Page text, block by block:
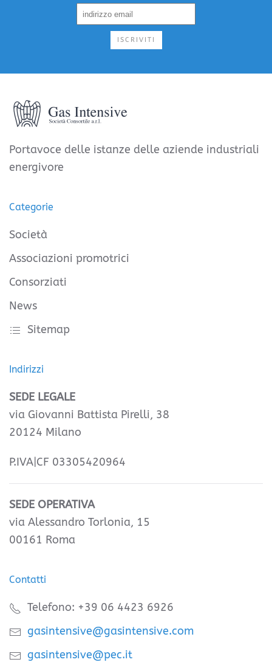
ISCRIVITI
Portavoce delle istanze delle aziende industriali
energivore
Categorie
Società
Associazioni promotrici
Consorziati
News
Sitemap
Indirizzi
SEDE LEGALE
via Giovanni Battista Pirelli, 38
20124 Milano
P.IVA|CF 03305420964
SEDE OPERATIVA
via Alessandro Torlonia, 15
00161 Roma
Contatti
Telefono: +39 06 4423 6926
gasintensive@gasintensive.com
gasintensive@pec.it